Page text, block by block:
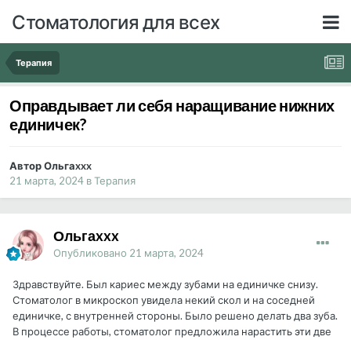
Стоматология для всех
Терапия
Оправдывает ли себя наращивание нижних
единичек?
Автор Ольгаxxx
21 марта, 2024 вТерапия
Ольгаxxx
Опубликовано 21 марта, 2024
Здравствуйте. Был кариес между зубами на единичке снизу.
Стоматолог в микроскоп увидела некий скол и на соседней
единичке, с внутренней стороны. Было решено делать два зуба.
В процессе работы, стоматолог предложила нарастить эти две